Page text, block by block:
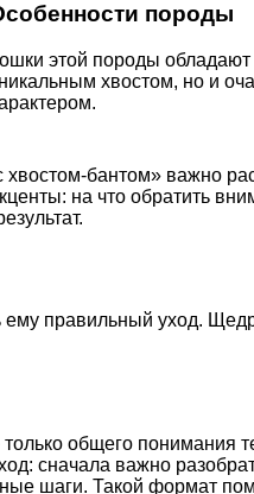
породы
этой породы обладают
хвостом, но и
бантом» важно
на что обратить
правильный уход.
только общего понимания
сначала важно
шаги. Такой формат